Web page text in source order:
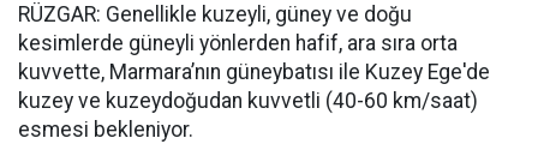
RÜZGAR: Genellikle kuzeyli, güney ve doğu
kesimlerde güneyli yönlerden hafif, ara sıra orta
kuvvette, Marmara’nın güneybatısı ile Kuzey Ege'de
kuzey ve kuzeydoğudan kuvvetli (40-60 km/saat)
esmesi bekleniyor.